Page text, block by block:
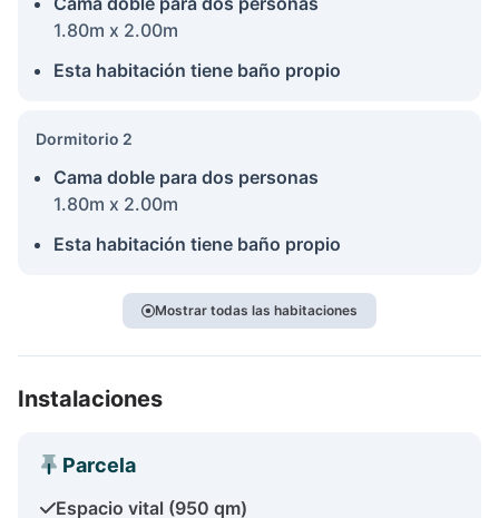
1.80m x 2.00m
Esta habitación tiene baño propio
Dormitorio 2
Cama doble para dos personas
1.80m x 2.00m
Esta habitación tiene baño propio
Mostrar todas las habitaciones
Instalaciones
Parcela
Espacio vital (950 qm)